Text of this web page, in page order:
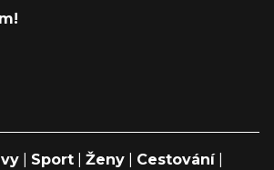
Sport Ženy Cestování|